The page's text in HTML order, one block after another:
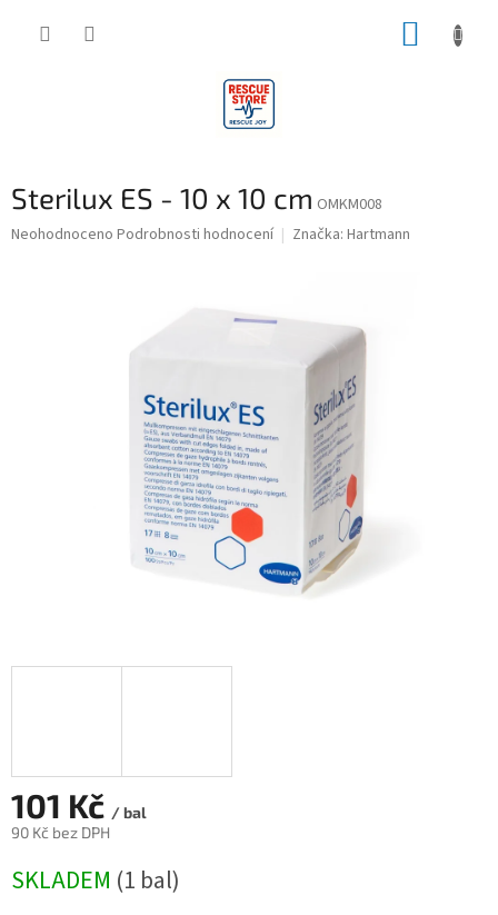
Sterilux ES - 10 x 10 cm OMKM008
Průměrné
Neohodnoceno Podrobnosti hodnocení Značka: Hartmann
101 Kč / bal
90 Kč bez DPH
cena:
SKLADEM (1 bal)